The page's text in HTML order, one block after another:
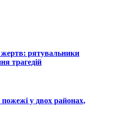
рятувальники
трагедій
у двох районах,